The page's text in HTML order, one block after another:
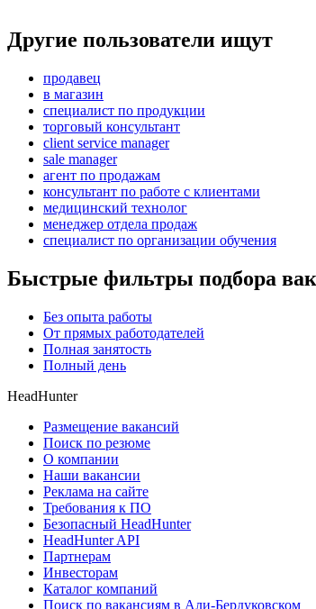
Другие пользователи ищут
продавец
в магазин
специалист по продукции
торговый консультант
client service manager
sale manager
агент по продажам
консультант по работе с клиентами
медицинский технолог
менеджер отдела продаж
специалист по организации обучения
Быстрые фильтры подбора
Без опыта работы
От прямых работодателей
Полная занятость
Полный день
HeadHunter
Размещение вакансий
Поиск по резюме
О компании
Наши вакансии
Реклама на сайте
Требования к ПО
Безопасный HeadHunter
HeadHunter API
Партнерам
Инвесторам
Каталог компаний
Поиск по вакансиям в Али-Бердуковском